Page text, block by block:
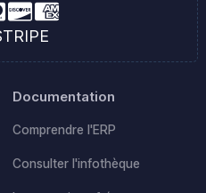
Documentation
Comprendre l'ERP
Consulter l'infothèque